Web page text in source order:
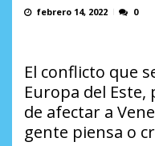
febrero 14, 2022 0
El conflicto que
Europa del Este,
de afectar a
gente piensa o